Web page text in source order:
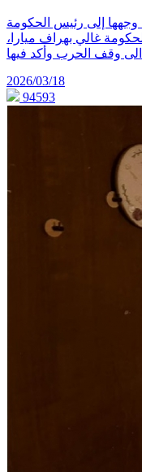
إلى رئيس الحكومة
غالي بهراف ميارا،
2026/03/18
94593